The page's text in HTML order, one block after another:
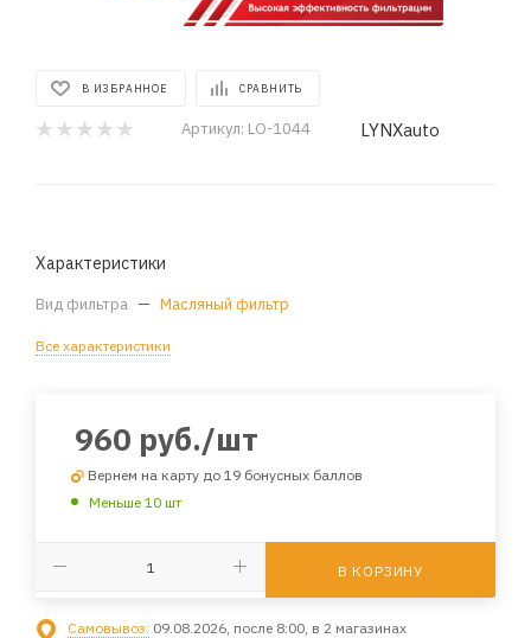
В ИЗБРАННОЕ СРАВНИТЬ
Артикул: LO-1044 LYNXauto
Характеристики
Вид фильтра — Масляный фильтр
Все характеристики
960 руб./шт
Вернем на карту до 19 бонусных баллов
Меньше 10 шт
В КОРЗИНУ
Самовывоз: 09.08.2026, после 8:00, в 2 магазинах